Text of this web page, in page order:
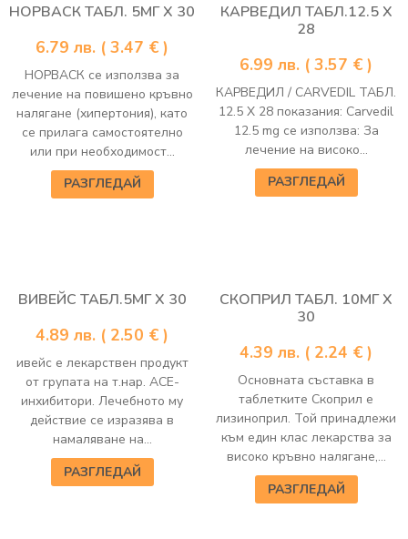
НОРВАСК ТАБЛ. 5МГ Х 30
6.79 лв. ( 3.47 € )
НОРВАСК се използва за
лечение на повишено кръвно
налягане (хипертония), като
се прилага самостоятелно
или при необходимост...
РАЗГЛЕДАЙ
КАРВЕДИЛ ТАБЛ.12.5 Х
28
6.99 лв. ( 3.57 € )
КАРВЕДИЛ / CARVEDIL ТАБЛ.
12.5 Х 28 показания: Carvedil
12.5 mg се използва: За
лечение на високо...
РАЗГЛЕДАЙ
ВИВЕЙС ТАБЛ.5МГ Х 30
4.89 лв. ( 2.50 € )
ивейс е лекарствен продукт
от групата на т.нар. АСЕ-
инхибитори. Лечебното му
действие се изразява в
намаляване на...
РАЗГЛЕДАЙ
СКОПРИЛ ТАБЛ. 10МГ Х
30
4.39 лв. ( 2.24 € )
Основната съставка в
таблетките Скоприл е
лизиноприл. Той принадлежи
към един клас лекарства за
високо кръвно налягане,...
РАЗГЛЕДАЙ